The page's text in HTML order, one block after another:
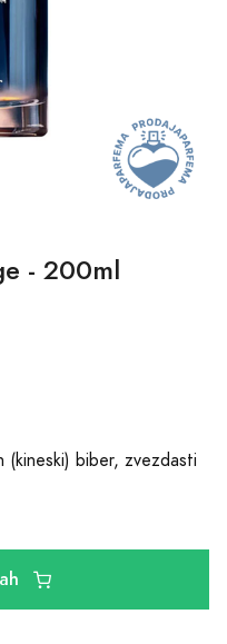
- 200ml
(kineski) biber, zvezdasti